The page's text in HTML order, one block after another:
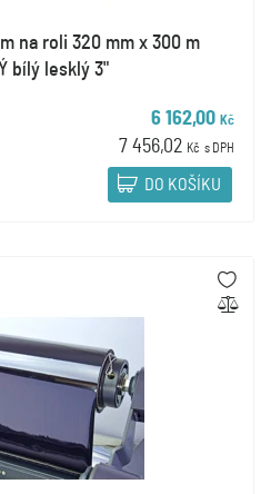
na roli 320 mm x 300 m
bílý lesklý 3"
6 162,00 Kč
7 456,02 Kč s DPH
DO KOŠÍKU